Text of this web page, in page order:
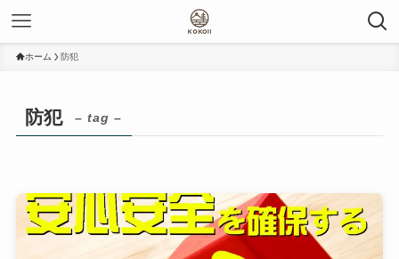
ホーム 防犯
防犯 – tag –